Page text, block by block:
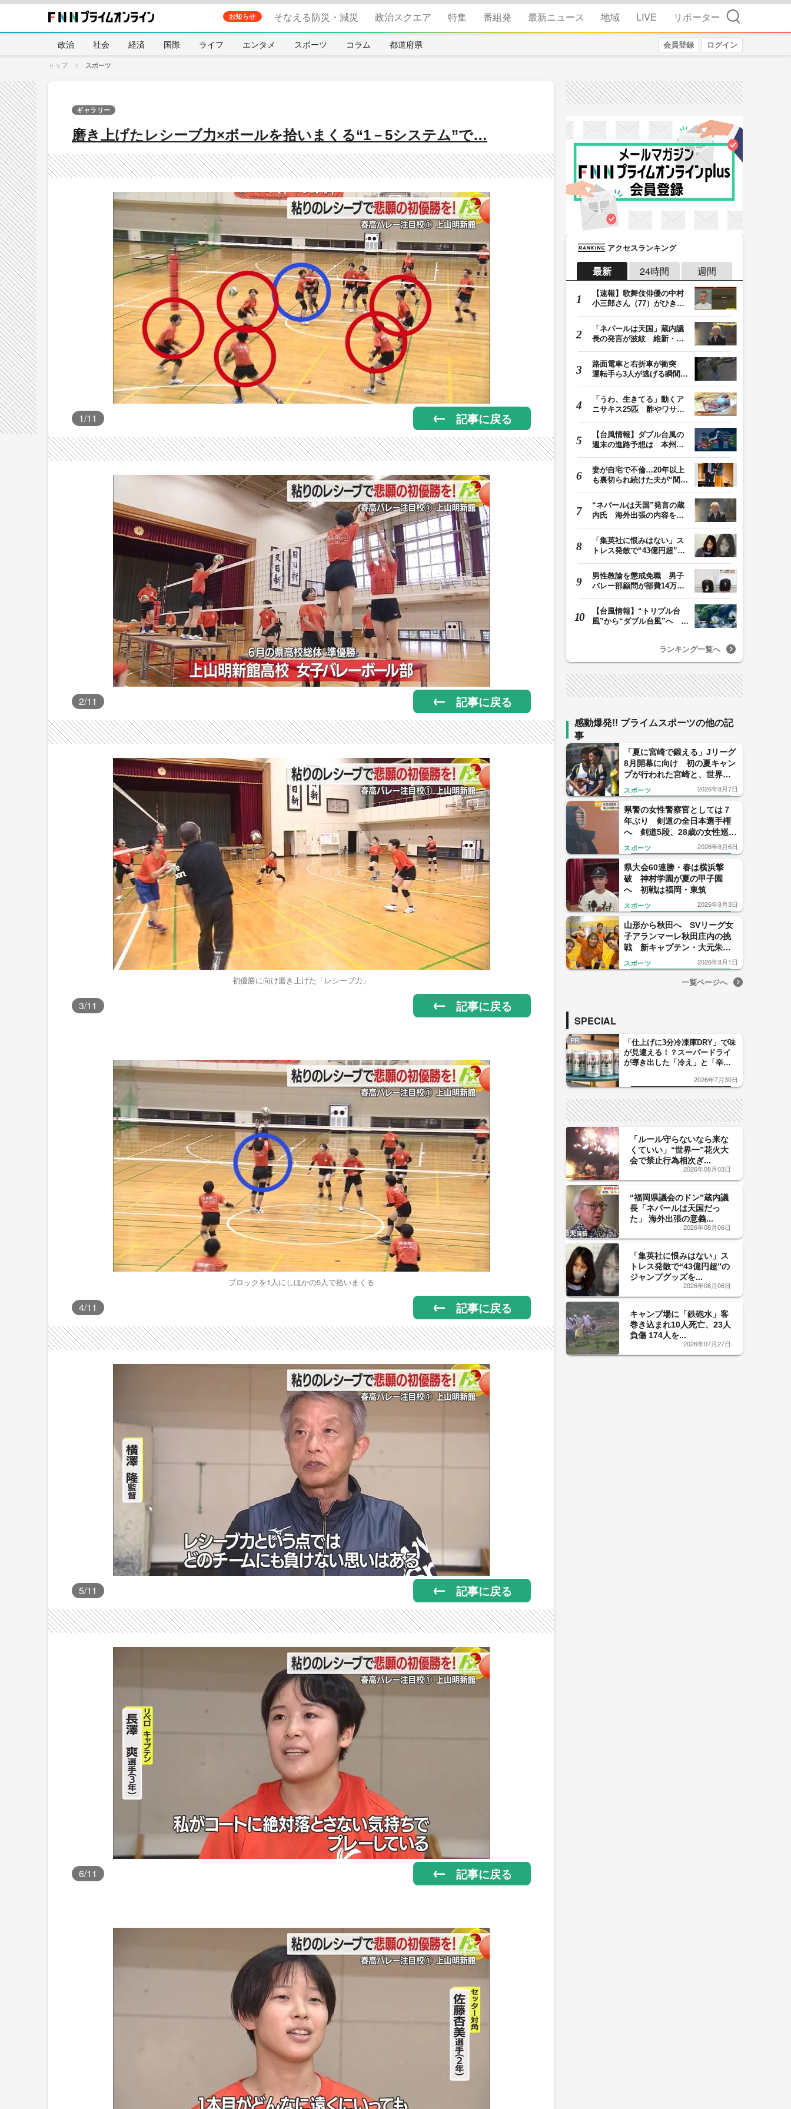
お知らせ そなえる防災・減災 政治スクエア 特集 番組発 最新ニュース 地域 LIVE リポーター 検索
政治 社会 経済 国際 ライフ エンタメ スポーツ コラム 都道府県 会員登録 ログイン
トップ スポーツ
磨き上げたレシーブ力×ボールを拾いまくる“1－5システム”で…
ギャラリー
1/11 記事に戻る
2/11 記事に戻る
初優勝に向け磨き上げた「レシーブ力」
3/11 記事に戻る
ブロックを1人にしほかの5人で拾いまくる
4/11 記事に戻る
5/11 記事に戻る
6/11 記事に戻る
アクセスランキング
最新 24時間 週間
【速報】歌舞伎俳優の中村
小三郎さん（77）がひき逃
「ネパールは天国」蔵内議
長の発言が波紋 維新・吉
路面電車と右折車が衝突
運転手ら3人が逃げる瞬間
「うわ、生きてる」動くア
ニサキス25匹 酢やワサビ
【台風情報】ダブル台風の
週末の進路予想は 本州は
妻が自宅で不倫…20年以上
も裏切られ続けた夫が“間
“ネパールは天国”発言の蔵
内氏 海外出張の内容を説
「集英社に恨みはない」ス
トレス発散で“43億円超”の
男性教諭を懲戒免職 男子
バレー部顧問が部費14万円
【台風情報】“トリプル台
風”から“ダブル台風”へ 13
ランキング一覧へ
感動爆発!! プライムスポーツの他の記
事
「夏に宮崎で鍛える」Jリーグ
8月開幕に向け 初の夏キャン
プが行われた宮崎と、世界基
準を目指す日本サッカーの挑
戦
スポーツ 2026年8月7日
県警の女性警察官としては７
年ぶり 剣道の全日本選手権
へ 剣道5段、28歳の女性巡査
長の得意技は“裏から打つ面”
スポーツ 2026年8月6日
県大会60連勝・春は横浜撃
破 神村学園が夏の甲子園
へ 初戦は福岡・東筑
スポーツ 2026年8月3日
山形から秋田へ SVリーグ女
子アランマーレ秋田庄内の挑
戦 新キャプテン・大元朱菜
選手が語る“山形への感謝”と
新天地への決意
スポーツ 2026年8月1日
一覧ページへ
SPECIAL
PR
「仕上げに3分冷凍庫DRY」で味
が見違える！？スーパードライ
が導き出した「冷え」と「辛
した「辛口カーブ」が飲み頃の
2026年7月30日
「ルール守らないなら来な
くていい」“世界一”花火大
会で禁止行為相次ぎ...
2026年08月03日
“福岡県議会のドン”蔵内議
長「ネパールは天国だっ
た」 海外出張の意義...
2026年08月06日
「集英社に恨みはない」ス
トレス発散で“43億円超”の
ジャンプグッズを...
2026年08月06日
キャンプ場に「鉄砲水」客
巻き込まれ10人死亡、23人
負傷 174人を...
2026年07月27日